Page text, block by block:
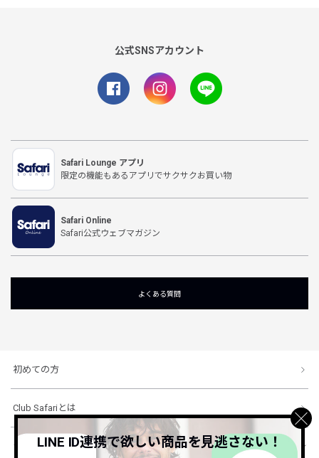
公式SNSアカウント
Safari Lounge アプリ
限定の機能もあるアプリでサクサクお買い物
Safari Online
Safari公式ウェブマガジン
よくある質問
初めての方
Club Safariとは
ショッピングガイド
LINE ID連携で欲しい商品を見逃さない！